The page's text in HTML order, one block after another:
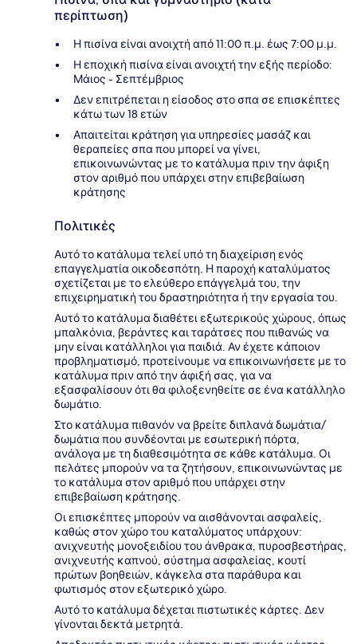
περίπτωση)
Η πισίνα είναι ανοιχτή από 11:00 π.μ. έως 7:00 μ.μ.
Η εποχική πισίνα είναι ανοιχτή την εξής περίοδο:
Μάιος - Σεπτέμβριος
Δεν επιτρέπεται η είσοδος στο σπα σε επισκέπτες
κάτω των 18 ετών
Απαιτείται κράτηση για υπηρεσίες μασάζ και
θεραπείες σπα που μπορεί να γίνει,
επικοινωνώντας με το κατάλυμα πριν την άφιξη
στον αριθμό που υπάρχει στην επιβεβαίωση
κράτησης
Πολιτικές
Αυτό το κατάλυμα τελεί υπό τη διαχείριση ενός
επαγγελματία οικοδεσπότη. Η παροχή καταλύματος
σχετίζεται με το ελεύθερο επάγγελμά του, την
επιχειρηματική του δραστηριότητα ή την εργασία του.
Αυτό το κατάλυμα διαθέτει εξωτερικούς χώρους, όπως
μπαλκόνια, βεράντες και ταράτσες που πιθανώς να
μην είναι κατάλληλοι για παιδιά. Αν έχετε κάποιον
προβληματισμό, προτείνουμε να επικοινωνήσετε με το
κατάλυμα πριν από την άφιξή σας, για να
εξασφαλίσουν ότι θα φιλοξενηθείτε σε ένα κατάλληλο
δωμάτιο.
Στο κατάλυμα πιθανόν να βρείτε διπλανά δωμάτια/
δωμάτια που συνδέονται με εσωτερική πόρτα,
ανάλογα με τη διαθεσιμότητα σε κάθε κατάλυμα. Οι
πελάτες μπορούν να τα ζητήσουν, επικοινωνώντας με
το κατάλυμα στον αριθμό που υπάρχει στην
επιβεβαίωση κράτησης.
Οι επισκέπτες μπορούν να αισθάνονται ασφαλείς,
καθώς στον χώρο του καταλύματος υπάρχουν:
ανιχνευτής μονοξειδίου του άνθρακα, πυροσβεστήρας,
ανιχνευτής καπνού, σύστημα ασφαλείας, κουτί
πρώτων βοηθειών, κάγκελα στα παράθυρα και
φωτισμός στον εξωτερικό χώρο.
Αυτό το κατάλυμα δέχεται πιστωτικές κάρτες. Δεν
γίνονται δεκτά μετρητά.